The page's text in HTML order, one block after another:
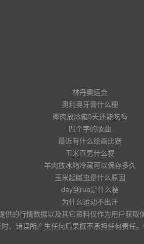
林丹奥运会
奥利奥牙膏什么梗
椰肉放冰箱5天还能吃吗
四个字的歌曲
最近有什么绘画比赛
玉米直男什么梗
羊肉放冰箱冷藏可以保存多久
玉米起腻虫是什么原因
day到rua是什么梗
为什么运动不出汗
供的行情数据以及其它资料仅作为用户获取
、错误所产生任何后果概不承担任何责任。